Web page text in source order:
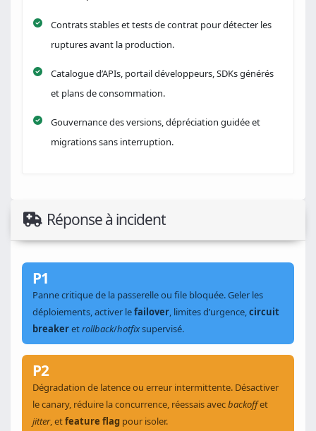
Contrats stables et tests de contrat pour détecter les
ruptures avant la production.
Catalogue d’APIs, portail développeurs, SDKs générés
et plans de consommation.
Gouvernance des versions, dépréciation guidée et
migrations sans interruption.
Réponse à incident
P1
Panne critique de la passerelle ou file bloquée. Geler les
déploiements, activer lefailover, limites d’urgence,circuit
breakeretrollback/hotfixsupervisé.
P2
Dégradation de latence ou erreur intermittente. Désactiver
le canary, réduire la concurrence, réessais avecbackoffet
jitter, etfeature flag pour isoler.